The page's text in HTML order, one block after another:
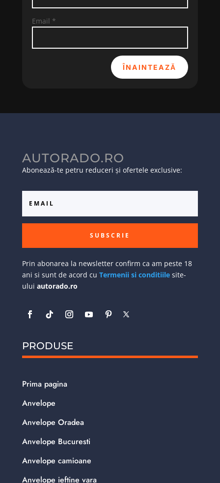
Email *
ÎNAINTEAZĂ
AUTORADO.RO
Abonează-te petru reduceri și ofertele exclusive:
SUBSCRIE
Prin abonarea la newsletter confirm ca am peste 18
ani si sunt de acord cu Termenii si conditiilesite-
ului autorado.ro
PRODUSE
Prima pagina
Anvelope
Anvelope Oradea
Anvelope Bucuresti
Anvelope camioane
Anvelope ieftine vara